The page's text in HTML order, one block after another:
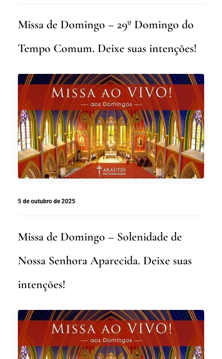
Missa de Domingo – 29º Domingo do
Tempo Comum. Deixe suas intenções!
5 de outubro de 2025
Missa de Domingo – Solenidade de
Nossa Senhora Aparecida. Deixe suas
intenções!